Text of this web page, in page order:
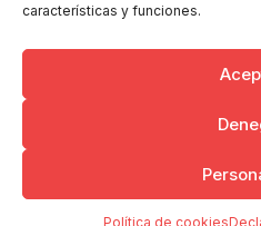
características y funciones.
Política de cookies